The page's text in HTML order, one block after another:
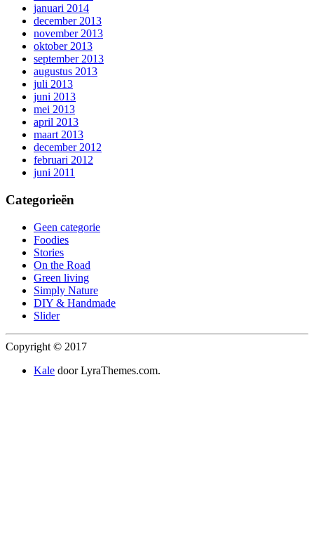
januari 2014
december 2013
november 2013
oktober 2013
september 2013
augustus 2013
juli 2013
juni 2013
mei 2013
april 2013
maart 2013
december 2012
februari 2012
juni 2011
Categorieën
Geen categorie
Foodies
Stories
On the Road
Green living
Simply Nature
DIY & Handmade
Slider
Copyright © 2017
Kale door LyraThemes.com.